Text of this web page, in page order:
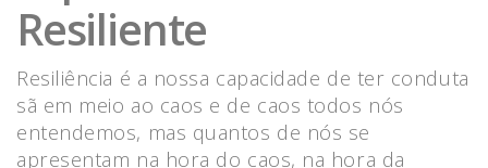
Resiliente
Resiliência é a nossa capacidade de ter conduta
sã em meio ao caos e de caos todos nós
entendemos, mas quantos de nós se
apresentam na hora do caos, na hora da